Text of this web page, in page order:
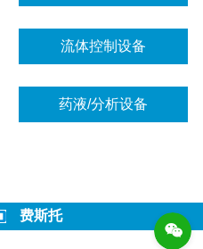
流体控制设备
药液/分析设备
费斯托